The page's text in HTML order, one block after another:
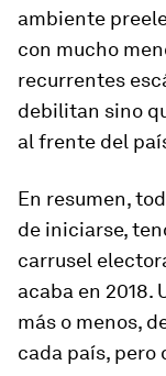
ambiente
con mucho
recurrentes
debilitan sino
al frente del
En resumen,
de iniciarse,
carrusel
acaba en 2018.
más o menos,
cada país, pero